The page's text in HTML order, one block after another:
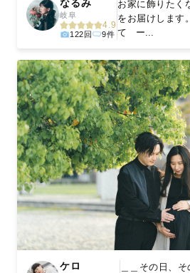
なるみ
岐阜
4.9
122回 9件
お家に飾りたく
をお届けしま
て ー...
ケロ
＿＿その日、